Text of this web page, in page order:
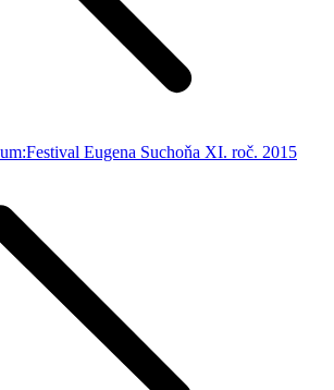
Festival Eugena Suchoňa XI. roč. 2015